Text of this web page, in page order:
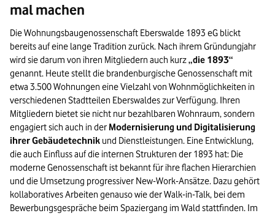
mal machen
Die Wohnungsbaugenossenschaft Eberswalde 1893 eG blickt
bereits auf eine lange Tradition zurück. Nach ihrem Gründungjahr
wird sie darum von ihren Mitgliedern auch kurz„die 1893“
genannt. Heute stellt die brandenburgische Genossenschaft mit
etwa 3.500 Wohnungen eine Vielzahl von Wohnmöglichkeiten in
verschiedenen Stadtteilen Eberswaldes zur Verfügung. Ihren
Mitgliedern bietet sie nicht nur bezahlbaren Wohnraum, sondern
engagiert sich auch in derModernisierung und Digitalisierung
ihrer Gebäudetechnik und Dienstleistungen. Eine Entwicklung,
die auch Einfluss auf die internen Strukturen der 1893 hat: Die
moderne Genossenschaft ist bekannt für ihre flachen Hierarchien
und die Umsetzung progressiver New-Work-Ansätze. Dazu gehört
kollaboratives Arbeiten genauso wie der Walk-in-Talk, bei dem
Bewerbungsgespräche beim Spaziergang im Wald stattfinden. Im